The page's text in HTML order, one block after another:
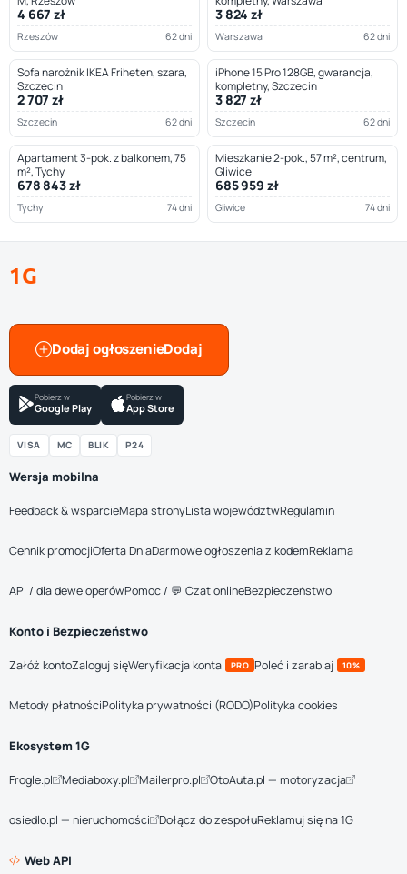
4 667 zł
Rzeszów 62 dni
3 824 zł
Warszawa 62 dni
Sofa narożnik IKEA Friheten, szara,
Szczecin
2 707 zł
Szczecin 62 dni
iPhone 15 Pro 128GB, gwarancja,
kompletny, Szczecin
3 827 zł
Szczecin 62 dni
Apartament 3-pok. z balkonem, 75
m², Tychy
678 843 zł
Tychy 74 dni
Mieszkanie 2-pok., 57 m², centrum,
Gliwice
685 959 zł
Gliwice 74 dni
1G
Dodaj ogłoszenie
Pobierz w
Google Play
Pobierz w
App Store
VISA MC BLIK P24
Wersja mobilna
Feedback & wsparcieMapa stronyLista województwRegulamin
Cennik promocjiOferta DniaDarmowe ogłoszenia z kodemReklama
API / dla deweloperówPomoc / 💬 Czat onlineBezpieczeństwo
Konto i Bezpieczeństwo
Załóż kontoZaloguj sięWeryfikacja konta PRO Poleć i zarabiaj 10%
Metody płatnościPolityka prywatności (RODO)Polityka cookies
Ekosystem 1G
Frogle.pl Mediaboxy.pl Mailerpro.pl OtoAuta.pl — motoryzacja
osiedlo.pl — nieruchomości Dołącz do zespołuReklamuj się na 1G
Web API